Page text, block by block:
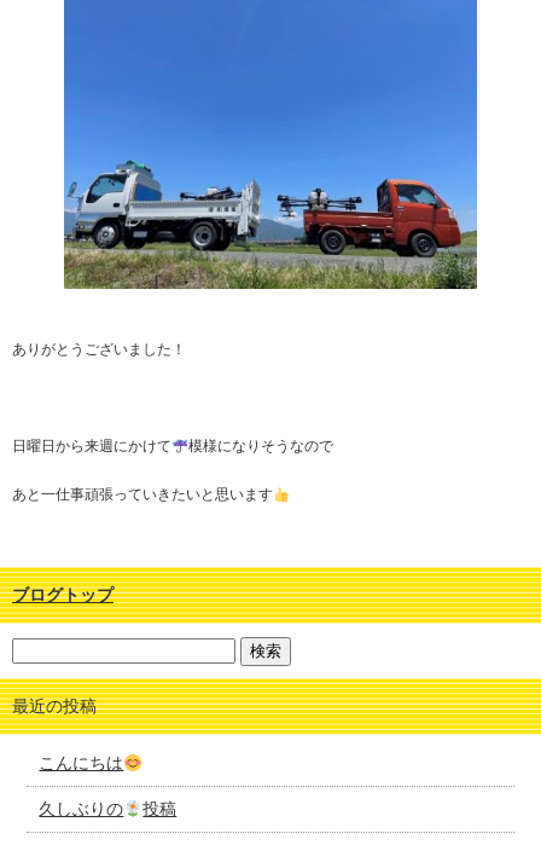
ありがとうございました！
日曜日から来週にかけて 模様になりそうなので
あと一仕事頑張っていきたいと思います
ブログトップ
最近の投稿
こんにちは
久しぶりの 投稿